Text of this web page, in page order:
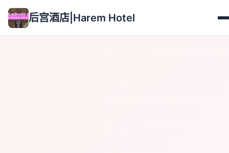
后宫酒店|Harem Hotel